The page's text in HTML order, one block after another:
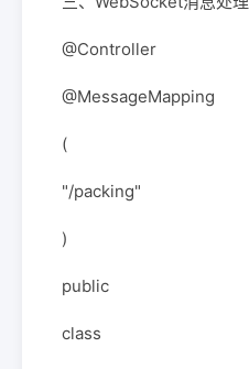
@Controller
@MessageMapping
(
"/packing"
)
public
class